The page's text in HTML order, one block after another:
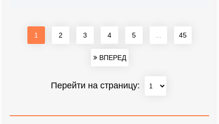
1 2 3 4 5 ... 45
ВПЕРЕД
Перейти на страницу: